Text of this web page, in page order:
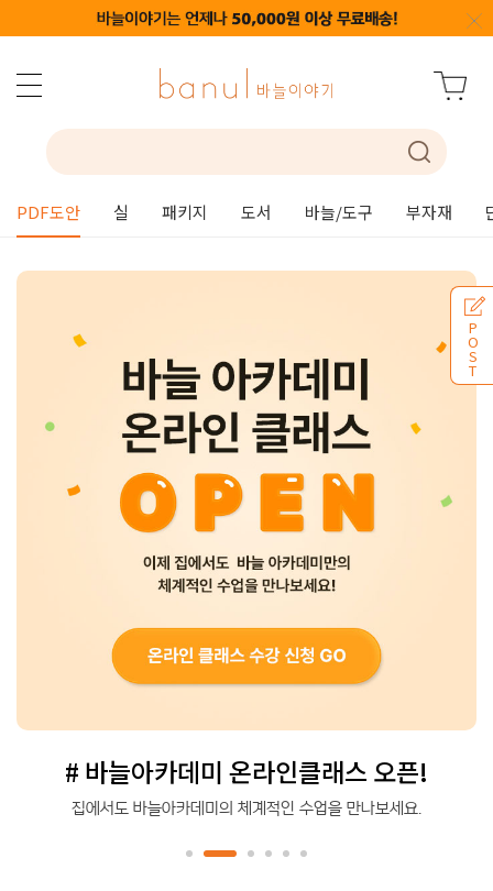
PDF도안 실 패키지 도서 바늘/도구 부자재
P
O
S
T
# 바늘아카데미 온라인클래스 오픈!
집에서도 바늘아카데미의 체계적인 수업을 만나보세요.